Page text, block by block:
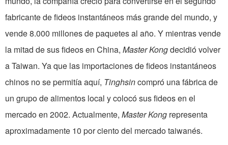
fabricante de fideos instantáneos más grande del mundo, y
vende 8.000 millones de paquetes al año. Y mientras vende
la mitad de sus fideos en China, Master Kongdecidió volver
a Taiwan. Ya que las importaciones de fideos instantáneos
chinos no se permitía aquí, Tinghsincompró una fábrica de
un grupo de alimentos local y colocó sus fideos en el
mercado en 2002. Actualmente, Master Kong representa
aproximadamente 10 por ciento del mercado taiwanés.